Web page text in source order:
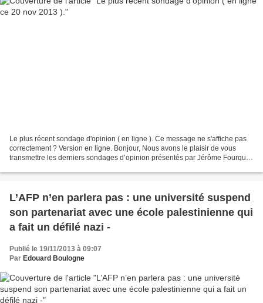
Le plus récent sondage d'opinion ( en ligne ). Ce message ne s'affiche pas
correctement ? Version en ligne. Bonjour, Nous avons le plaisir de vous
transmettre les derniers sondages d’opinion présentés par Jérôme Fourquet,
L’AFP n’en parlera pas : une université suspend
son partenariat avec une école palestinienne qui
a fait un défilé nazi -
Publié le 19/11/2013 à 09:07
Par Edouard Boulogne